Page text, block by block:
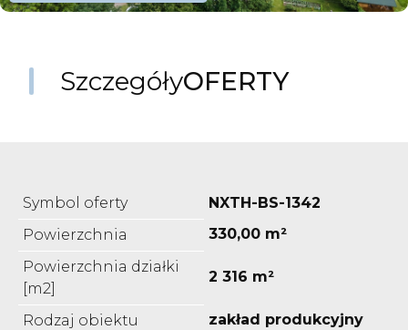
SzczegółyOFERTY
Symbol oferty
NXTH-BS-1342
Powierzchnia
330,00 m²
Powierzchnia działki
[m2]
2 316 m²
Rodzaj obiektu
zakład produkcyjny